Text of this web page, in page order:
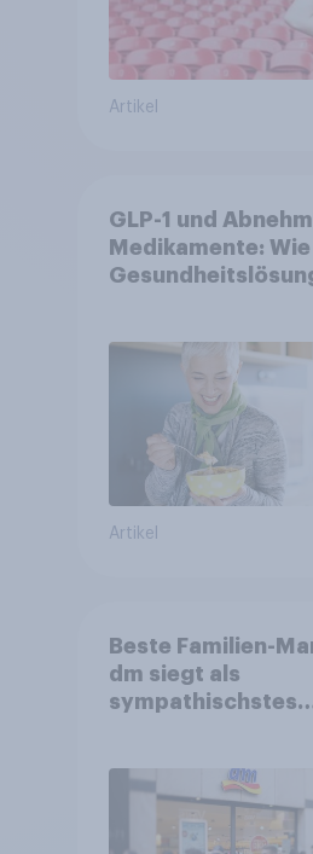
Artikel
GLP-1 und
Medikamente:
Artikel
Beste Familien-
dm siegt als
sympathischstes